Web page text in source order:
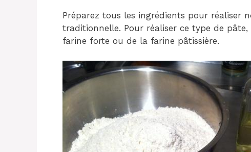
Préparez tous les ingrédients pour réaliser
traditionnelle. Pour réaliser ce type de
farine forte ou de la farine pâtissière.